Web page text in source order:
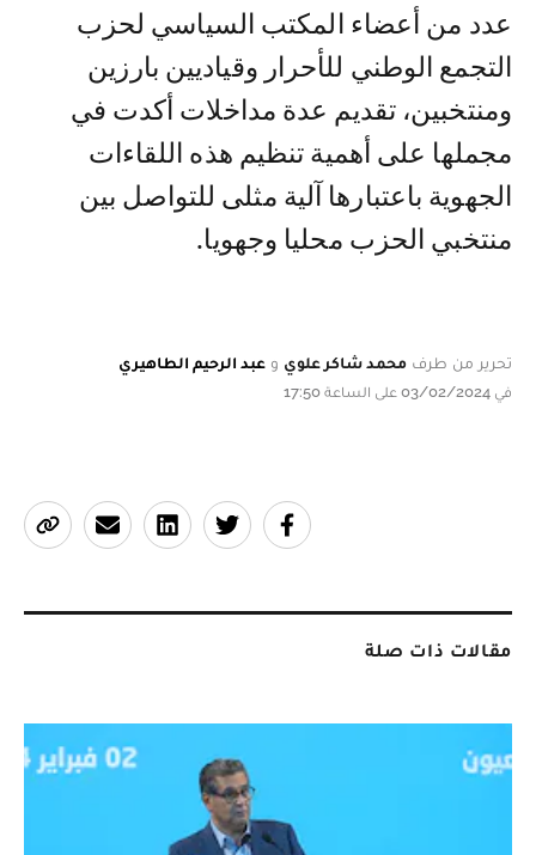
عدد من أعضاء المكتب السياسي لحزب
التجمع الوطني للأحرار وقياديين بارزين
ومنتخبين، تقديم عدة مداخلات أكدت في
مجملها على أهمية تنظيم هذه اللقاءات
الجهوية باعتبارها آلية مثلى للتواصل بين
منتخبي الحزب محليا وجهويا.
تحرير من طرف محمد شاكر علوي و عبد الرحيم الطاهيري
في 03/02/2024 على الساعة 17:50
مقالات ذات صلة